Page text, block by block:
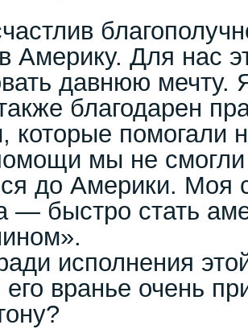
Америку. Для нас
давнюю мечту.
благодарен
которые помогали
мы не
до Америки. Моя
— быстро стать
исполнения
вранье очень